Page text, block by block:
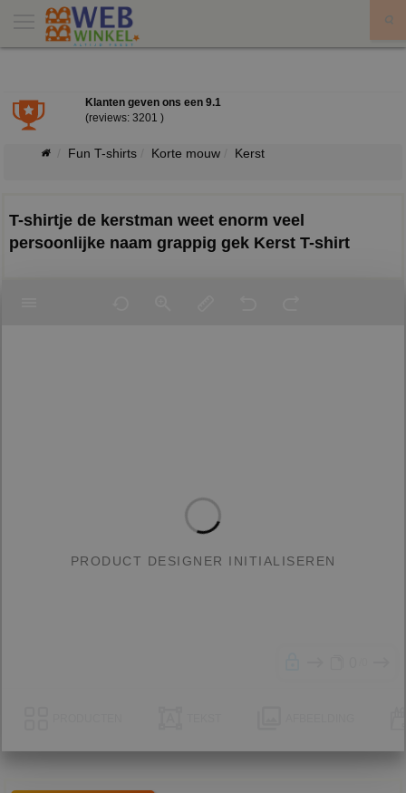
Klanten geven ons een 9.1
(reviews: 3201 )
Fun T-shirts Korte mouw Kerst
T-shirtje de kerstman weet enorm veel
persoonlijke naam grappig gek Kerst T-shirt
PRODUCT DESIGNER INITIALISEREN